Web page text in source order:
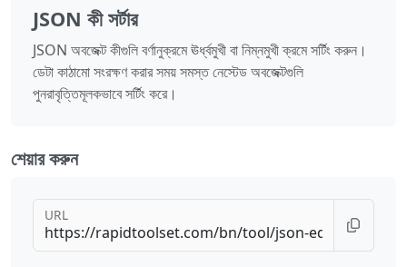
JSON কী সর্টার
JSON অবজেক্ট কীগুলি বর্ণানুক্রমে ঊর্ধ্বমুখী বা নিম্নমুখী ক্রমে সর্টিং করুন।
ডেটা কাঠামো সংরক্ষণ করার সময় সমস্ত নেস্টেড অবজেক্টগুলি
পুনরাবৃত্তিমূলকভাবে সর্টিং করে।
শেয়ার করুন
URL